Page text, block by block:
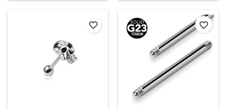
favorite_border favorite_border